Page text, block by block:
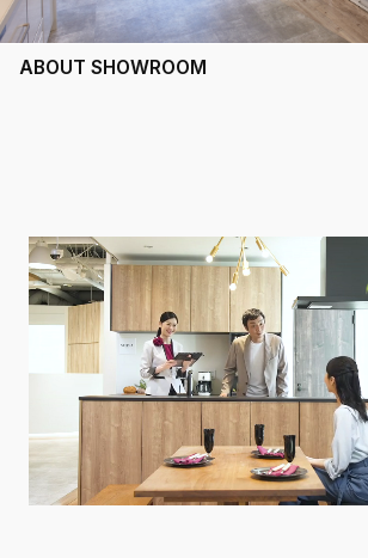
ABOUT SHOWROOM